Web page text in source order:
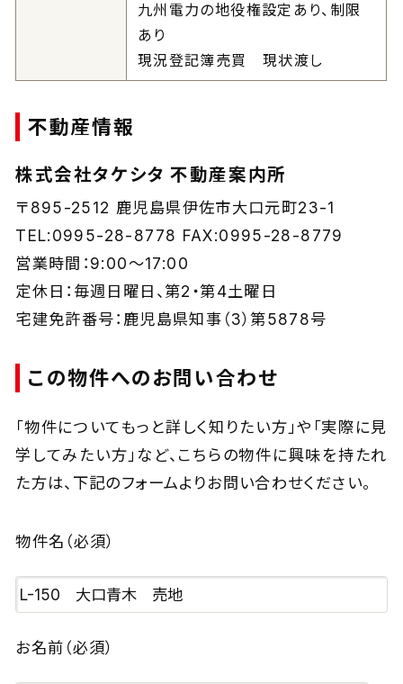
九州電力の地役権設定あり、制限
あり
現況登記簿売買 現状渡し
不動産情報
株式会社タケシタ 不動産案内所
〒895-2512 鹿児島県伊佐市大口元町23-1
TEL:0995-28-8778 FAX:0995-28-8779
営業時間：9:00～17:00
定休日：毎週日曜日、第2・第4土曜日
宅建免許番号：鹿児島県知事（3）第5878号
この物件へのお問い合わせ
「物件についてもっと詳しく知りたい方」や「実際に見
学してみたい方」など、 こちらの物件に興味を持たれ
た方は、下記のフォームよりお問い合わせください。
物件名 （必須）
お名前 （必須）